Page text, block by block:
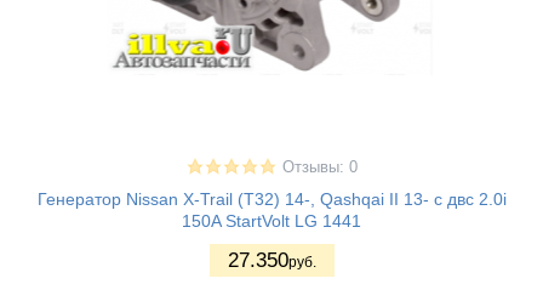
Отзывы: 0
Генератор Nissan X-Trail (T32) 14-, Qashqai II 13- с двс 2.0i
150A StartVolt LG 1441
27.350руб.